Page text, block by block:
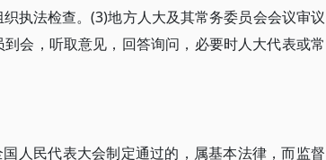
执法检查。(3)地方人大及其常务委员会会议审议
会，听取意见，回答询问，必要时人大代表或常
人民代表大会制定通过的，属基本法律，而监督